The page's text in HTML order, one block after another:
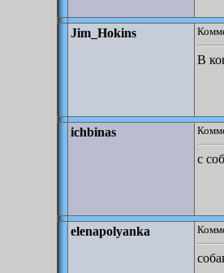
Jim_Hokins
В
ichbinas
с
elenapolyanka